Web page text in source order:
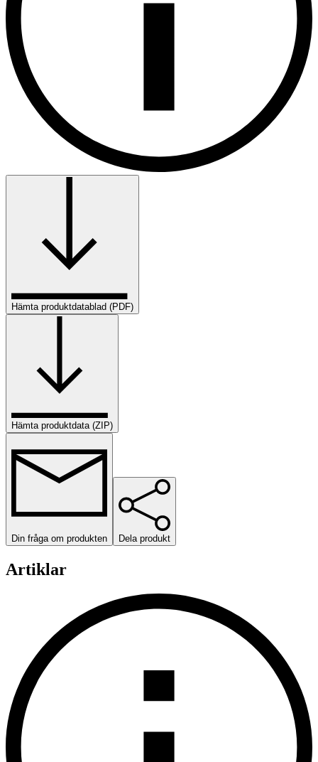
Hämta produktdatablad (PDF)
Hämta produktdata (ZIP)
Din fråga om produkten Dela produkt
Artiklar